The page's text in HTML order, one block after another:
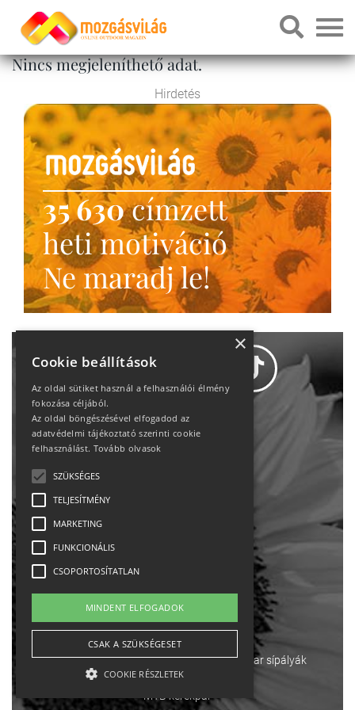
Nincs megjeleníthető adat.
Hirdetés
35 630címzett
heti motiváció
Ne maradj le!
Adatvédelem
Impresszum-kapcsolat
English
Ebike Osztrák sípályák Magyar sípályák
MTB kerékpár
×
Cookie beállítások
Az oldal sütiket használ a felhasználói élmény
fokozása céljából.
Az oldal böngészésével elfogadod az
adatvédelmi tájékoztató szerinti cookie
felhasználást. Tovább olvasok
SZÜKSÉGES
TELJESÍTMÉNY
MARKETING
FUNKCIONÁLIS
CSOPORTOSÍTATLAN
MINDENT ELFOGADOK
CSAK A SZÜKSÉGESET
COOKIE RÉSZLETEK